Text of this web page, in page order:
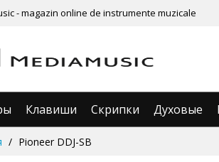
- magazin online de instrumente muzicale
Клавиши Скрипки Духовые
Pioneer DDJ-SB